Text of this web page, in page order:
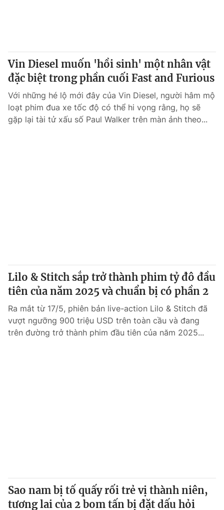
Vin Diesel muốn 'hồi sinh' một nhân vật
đặc biệt trong phần cuối Fast and Furious
Với những hé lộ mới đây của Vin Diesel, người hâm mộ
loạt phim đua xe tốc độ có thể hi vọng rằng, họ sẽ
gặp lại tài tử xấu số Paul Walker trên màn ảnh theo...
Lilo & Stitch sắp trở thành phim tỷ đô đầu
tiên của năm 2025 và chuẩn bị có phần 2
Ra mắt từ 17/5, phiên bản live-action Lilo & Stitch đã
vượt ngưỡng 900 triệu USD trên toàn cầu và đang
trên đường trở thành phim đầu tiên của năm 2025...
Sao nam bị tố quấy rối trẻ vị thành niên,
tương lai của 2 bom tấn bị đặt dấu hỏi